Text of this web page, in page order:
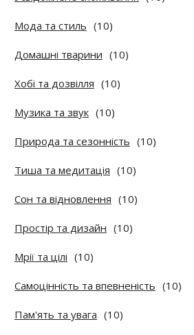
Мода та стиль (10)
Домашні тварини (10)
Хобі та дозвілля (10)
Музика та звук (10)
Природа та сезонність (10)
Тиша та медитація (10)
Сон та відновлення (10)
Простір та дизайн (10)
Мрії та цілі (10)
Самоцінність та впевненість (10)
Пам'ять та увага (10)